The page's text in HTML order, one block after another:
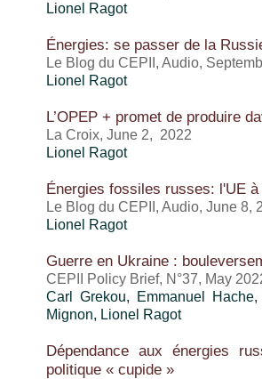
Lionel Ragot
Énergies: se passer de la
Le Blog du CEPII, Audio,
Lionel Ragot
L’OPEP + promet de produire
La Croix, June 2, 2022
Lionel Ragot
Énergies fossiles russes: l'UE
Le Blog du CEPII, Audio, June 8,
Lionel Ragot
Guerre en Ukraine :
CEPII Policy Brief, N°37, May
Carl Grekou, Emmanuel
Mignon, Lionel Ragot
Dépendance aux énergies
politique « cupide »